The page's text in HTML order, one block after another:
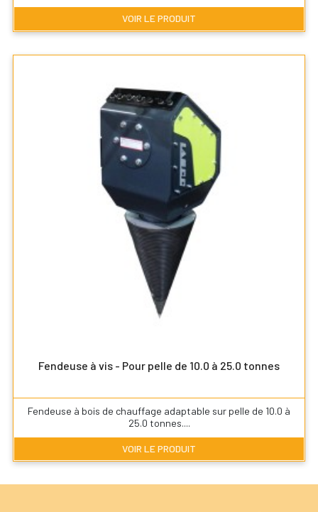
VOIR LE PRODUIT
Fendeuse à vis - Pour pelle de 10.0 à 25.0 tonnes
Fendeuse à bois de chauffage adaptable sur pelle de 10.0 à
25.0 tonnes....
VOIR LE PRODUIT